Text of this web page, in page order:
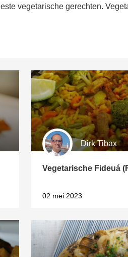
vegetarische gerechten.
Dirk Tibax
Vegetarische Fideuá
02 mei 2023